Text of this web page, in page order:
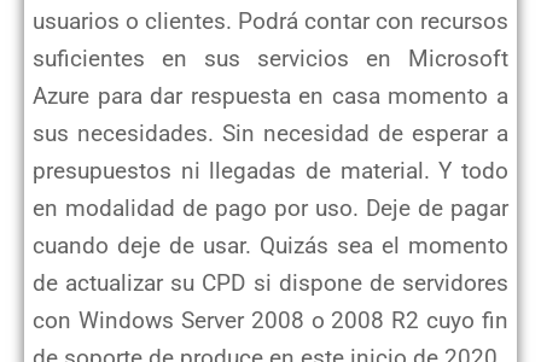
usuarios o clientes. Podrá contar con recursos
suficientes en sus servicios en Microsoft
Azure para dar respuesta en casa momento a
sus necesidades. Sin necesidad de esperar a
presupuestos ni llegadas de material. Y todo
en modalidad de pago por uso. Deje de pagar
cuando deje de usar. Quizás sea el momento
de actualizar su CPD si dispone de servidores
con Windows Server 2008 o 2008 R2 cuyo fin